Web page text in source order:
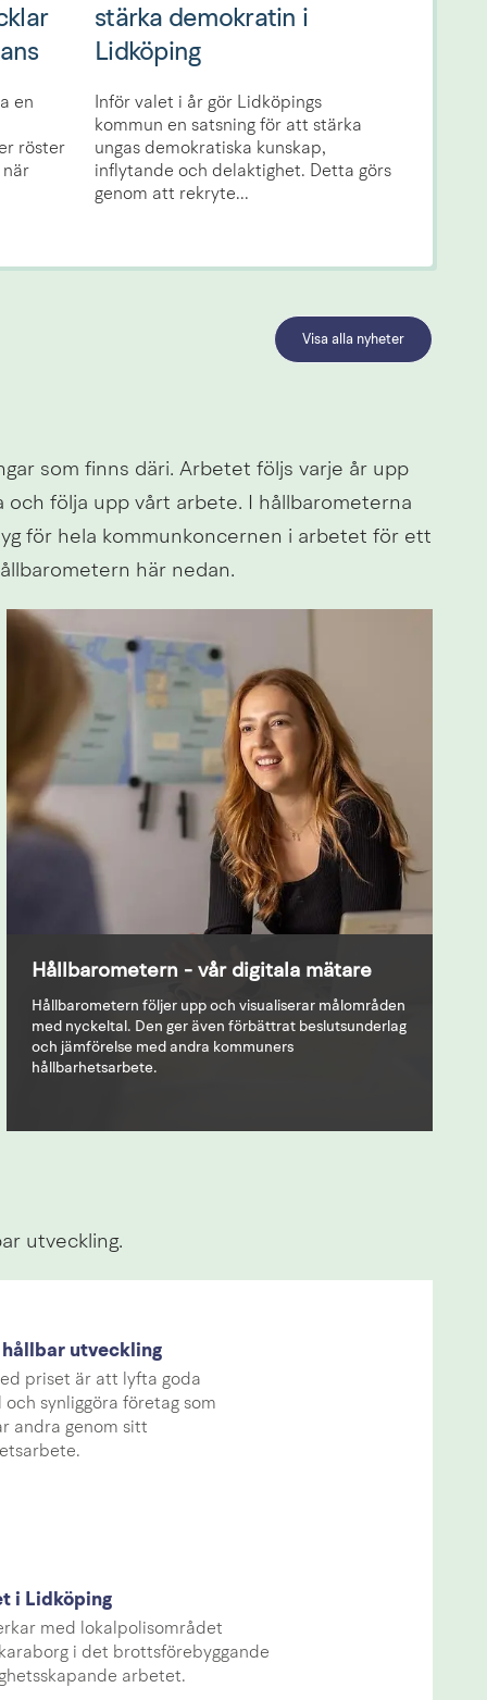
en
röster
när
stärka demokratin i
Lidköping
Inför valet i år gör Lidköpings
kommun en satsning för att stärka
ungas demokratiska kunskap,
inflytande och delaktighet. Detta görs
genom att rekryte...
Visa alla nyheter
som finns däri. Arbetet följs varje år upp
följa upp vårt arbete. I hållbarometerna
för hela kommunkoncernen i arbetet för ett
här nedan.
Hållbarometern - vår digitala mätare
Hållbarometern följer upp och visualiserar målområden
med nyckeltal. Den ger även förbättrat beslutsunderlag
och jämförelse med andra kommuners
hållbarhetsarbete.
utveckling.
utveckling
priset är att lyfta goda
och synliggöra företag som
andra genom sitt
i Lidköping
med lokalpolisområdet
i det brottsförebyggande
arbetet.